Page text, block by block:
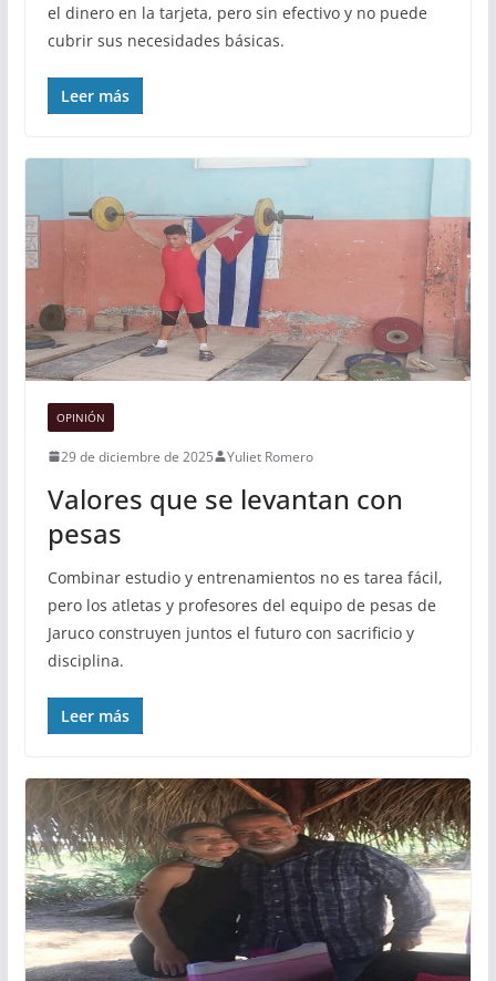
el dinero en la tarjeta, pero sin efectivo y no puede
cubrir sus necesidades básicas.
Leer más
OPINIÓN
29 de diciembre de 2025 Yuliet Romero
Valores que se levantan con
pesas
Combinar estudio y entrenamientos no es tarea fácil,
pero los atletas y profesores del equipo de pesas de
Jaruco construyen juntos el futuro con sacrificio y
disciplina.
Leer más